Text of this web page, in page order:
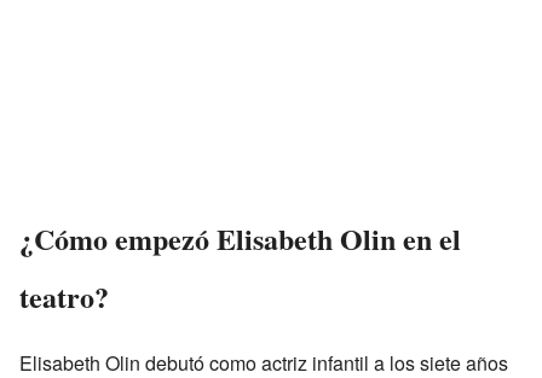
¿Cómo empezó Elisabeth Olin en el
teatro?
Elisabeth Olin debutó como actriz infantil a los siete años